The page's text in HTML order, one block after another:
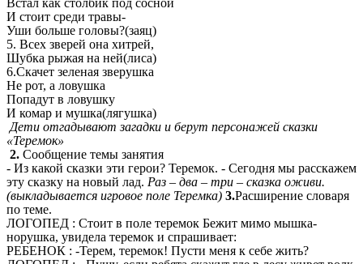
Встал как столбик под сосной
И стоит среди травы-
Уши больше головы?(заяц)
5. Всех зверей она хитрей,
Шубка рыжая на ней(лиса)
6.Скачет зеленая зверушка
Не рот, а ловушка
Попадут в ловушку
И комар и мушка(лягушка)
Дети отгадывают загадки и берут персонажей сказки
«Теремок»
2. Сообщение темы занятия
- Из какой сказки эти герои? Теремок. - Сегодня мы расскажем
эту сказку на новый лад. Раз – два – три – сказка оживи.
(выкладывается игровое поле Теремка) 3.Расширение словаря
по теме.
ЛОГОПЕД : Стоит в поле теремок Бежит мимо мышка-
норушка, увидела теремок и спрашивает:
РЕБЕНОК : -Терем, теремок! Пусти меня к себе жить?